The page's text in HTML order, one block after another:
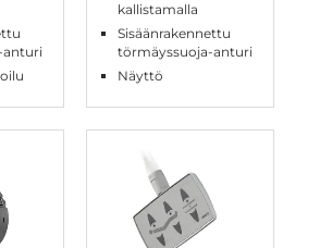
anturi
kallistamalla
Sisäänrakennettu
törmäyssuoja-anturi
Näyttö